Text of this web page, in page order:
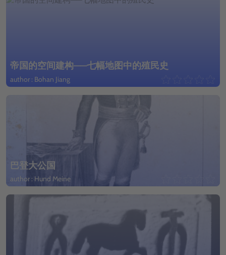
帝国的空间建构——七幅地图中的殖民史
author : Bohan Jiang
巴登大公国
author : Hund Meine